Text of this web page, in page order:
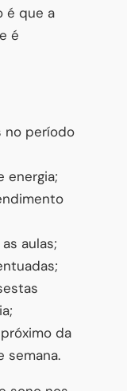
é que a
é
no período
energia;
aulas;
da
semana.